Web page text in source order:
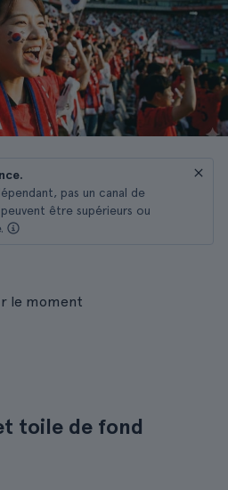
pas un canal de
être supérieurs ou
le moment
toile de fond